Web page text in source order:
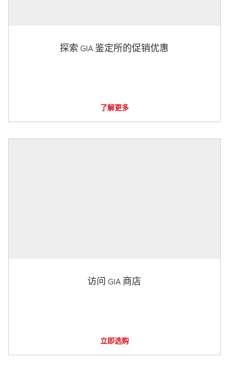
探索 GIA 鉴定所的促销优惠
了解更多
访问 GIA 商店
立即选购